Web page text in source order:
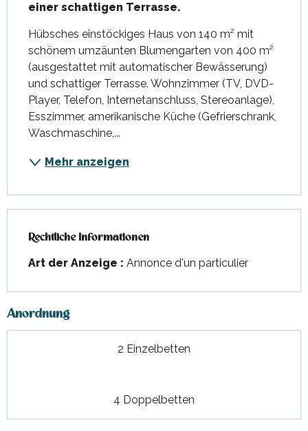
einer schattigen Terrasse.
Hübsches einstöckiges Haus von 140 m² mit
schönem umzäunten Blumengarten von 400 m²
(ausgestattet mit automatischer Bewässerung)
und schattiger Terrasse. Wohnzimmer (TV, DVD-
Player, Telefon, Internetanschluss, Stereoanlage),
Esszimmer, amerikanische Küche (Gefrierschrank,
Waschmaschine,...
Mehr anzeigen
Rechtliche Informationen
Rechtliche Informationen
Art der Anzeige : Annonce d'un particulier
Anordnung
2 Einzelbetten
4 Doppelbetten